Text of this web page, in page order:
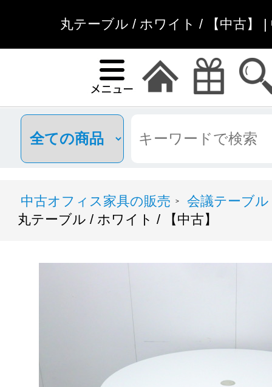
丸テーブル / ホワイト / 【中古】
中古オフィス家具の販売 >
会議テーブル
丸テーブル / ホワイト / 【中古】